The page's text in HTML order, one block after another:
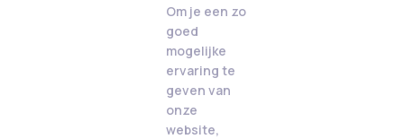
Om je een zo
goed
mogelijke
ervaring te
geven van
onze
website,